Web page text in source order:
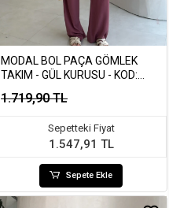
MODAL BOL PAÇA GÖMLEK
TAKIM - GÜL KURUSU - KOD:
1.719,90 TL
Sepetteki Fiyat
1.547,91 TL
Sepete Ekle